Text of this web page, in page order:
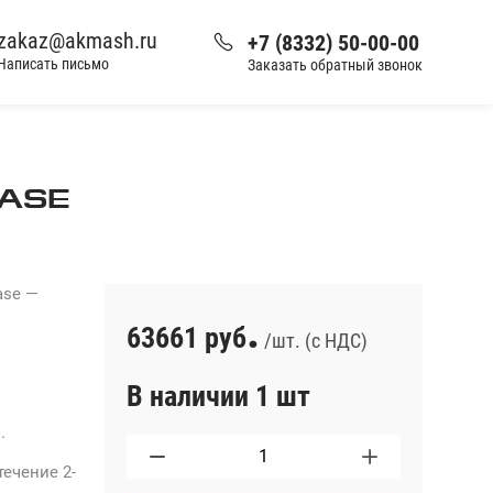
письмо
+7 (8332) 50-00-00
Заказать обратный звонок
—
2-
63661 руб. /шт. (с НДС)
В наличии 1 шт